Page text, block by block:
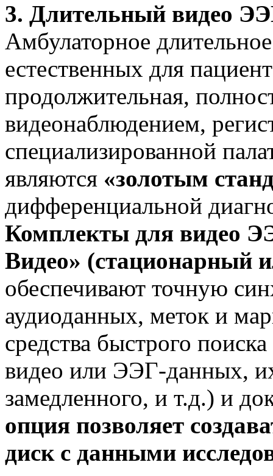
3. Длительный видео
Амбулаторное
естественных для
продолжительная,
видеонаблюдением,
специализированной
являются «золотым
дифференциальной
Комплекты для видео
Видео» (стационарный
обеспечивают точную
аудиоданных, меток и
средства быстрого
видео или ЭЭГ-данных,
замедленного, и т.д.) и
опция позволяет
диск с данными